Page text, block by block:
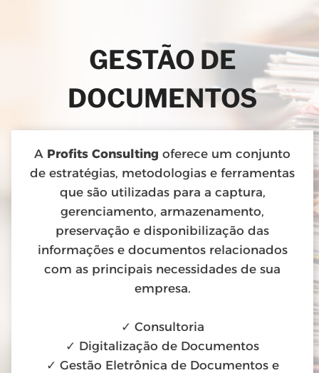
GESTÃO DE
DOCUMENTOS
A Profits Consulting oferece um conjunto
de estratégias, metodologias e ferramentas
que são utilizadas para a captura,
gerenciamento, armazenamento,
preservação e disponibilização das
informações e documentos relacionados
com as principais necessidades de sua
empresa.
✓ Consultoria
✓ Digitalização de Documentos
✓ Gestão Eletrônica de Documentos e